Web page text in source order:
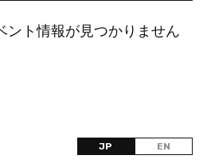
ント情報が見つかりません
JP EN